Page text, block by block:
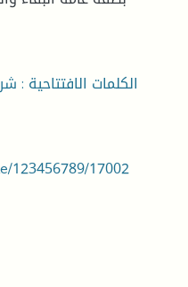
الكلمات الافتتاحية :
123456789/17002